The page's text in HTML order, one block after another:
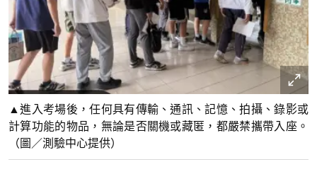
▲進入考場後，任何具有傳輸、通訊、記憶、拍攝、錄影或
計算功能的物品，無論是否關機或藏匿，都嚴禁攜帶入座。
（圖／測驗中心提供）